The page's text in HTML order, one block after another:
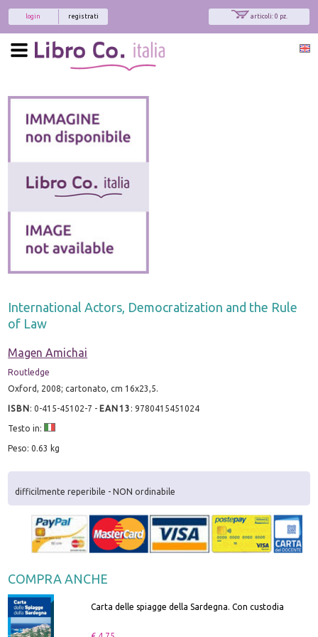
articoli: 0 pz.
registrati
login
International Actors, Democratization and the Rule
of Law
Magen Amichai
Routledge
Oxford, 2008; cartonato, cm 16x23,5.
ISBN:0-415-45102-7 - EAN13 :9780415451024
Testo in:
Peso: 0.63 kg
difficilmente reperibile - NON ordinabile
COMPRA ANCHE
Carta delle spiagge della Sardegna. Con custodia